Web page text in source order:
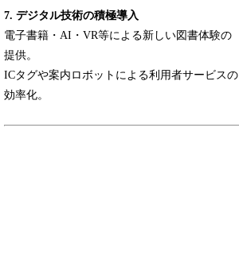
7. デジタル技術の積極導入
電子書籍・AI・VR等による新しい図書体験の
提供。
ICタグや案内ロボットによる利用者サービスの
効率化。